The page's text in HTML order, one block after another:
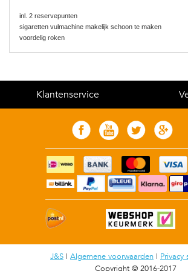
inl. 2 reservepunten
sigaretten vulmachine makelijk schoon te maken
voordelig roken
Klantenservice
J&S | Algemene voorwaarden | Privacy
Copyright © 2016-2017